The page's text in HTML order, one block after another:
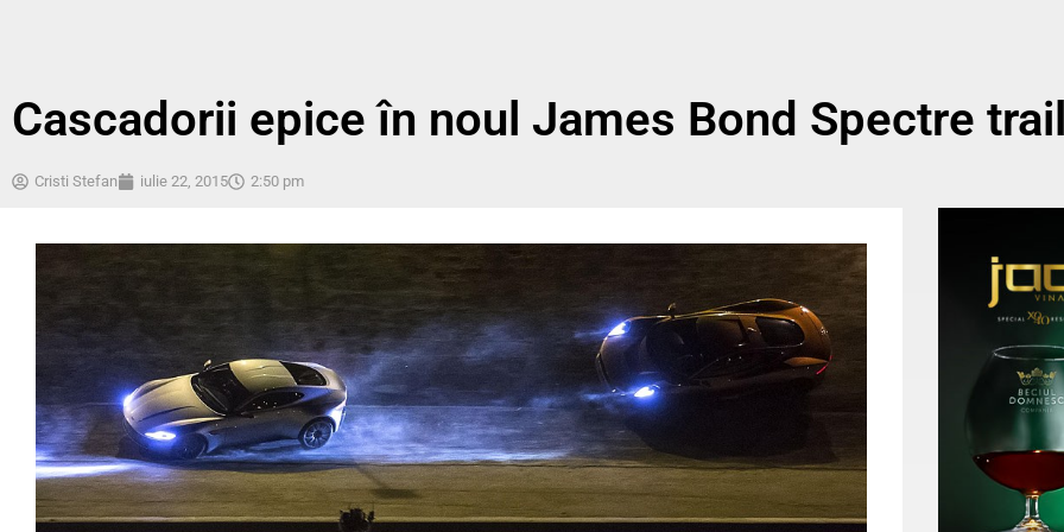
Cascadorii epice în noul James Bond Spectre
Cristi Stefan iulie 22, 2015 2:50 pm